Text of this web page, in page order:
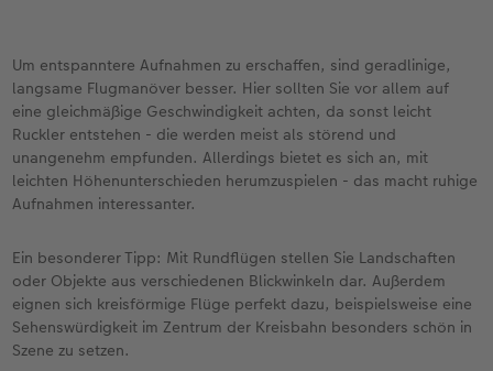
reduzieren und zu neutralisieren. Damit können
Sie ganz einfach Überbelichtungen durch die
Sonne oder durch Reflexionen verhindern. Die
Farben bleiben erhalten und die Bilder wirken
durch die stärkeren Kontraste sogar noch
eindrucksvoller.
sich vor die Augen setzen. Damit können Sie
quasi mit den Augen der Drohne sehen. Der Dreh
mit einer Drohne wird durch eine solche FPV-Brille
zu einem ganz besonderen Erlebnis. So wird es
natürlich auch viel einfacher, die Drohne perfekt
Um entspanntere Aufnahmen zu erschaffen, sind geradlinige,
langsame Flugmanöver besser. Hier sollten Sie vor allem auf
eine gleichmäßige Geschwindigkeit achten, da sonst leicht
Ruckler entstehen - die werden meist als störend und
unangenehm empfunden. Allerdings bietet es sich an, mit
leichten Höhenunterschieden herumzuspielen - das macht ruhige
Aufnahmen interessanter.
Ein besonderer Tipp: Mit Rundflügen stellen Sie Landschaften
oder Objekte aus verschiedenen Blickwinkeln dar. Außerdem
eignen sich kreisförmige Flüge perfekt dazu, beispielsweise eine
Sehenswürdigkeit im Zentrum der Kreisbahn besonders schön in
Szene zu setzen.